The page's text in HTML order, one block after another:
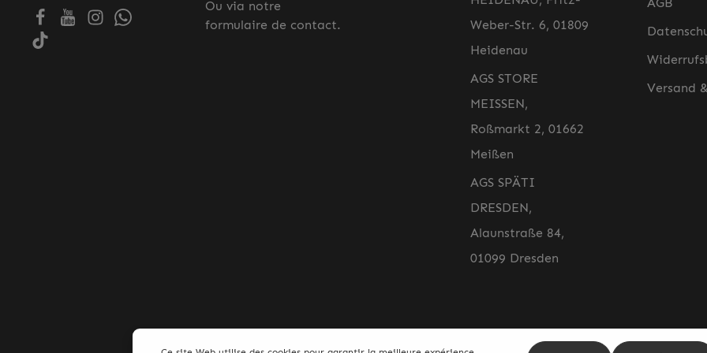
Ou via notre
formulaire de contact.
Weber-Str. 6, 01809
Heidenau
AGS STORE
MEISSEN,
Roßmarkt 2, 01662
Meißen
AGS SPÄTI
DRESDEN,
Alaunstraße 84,
01099 Dresden
Versand